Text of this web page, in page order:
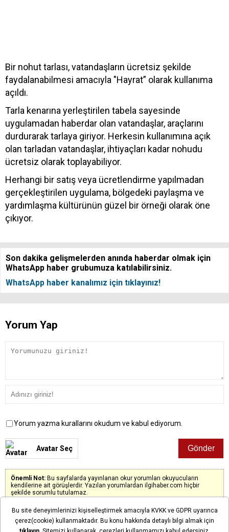
Bir nohut tarlası, vatandaşların ücretsiz şekilde
faydalanabilmesi amacıyla "Hayrat” olarak kullanıma
açıldı.
Tarla kenarına yerleştirilen tabela sayesinde
uygulamadan haberdar olan vatandaşlar, araçlarını
durdurarak tarlaya giriyor. Herkesin kullanımına açık
olan tarladan vatandaşlar, ihtiyaçları kadar nohudu
ücretsiz olarak toplayabiliyor.
Herhangi bir satış veya ücretlendirme yapılmadan
gerçekleştirilen uygulama, bölgedeki paylaşma ve
yardımlaşma kültürünün güzel bir örneği olarak öne
çıkıyor.
Son dakika gelişmelerden anında haberdar olmak için
WhatsApp haber grubumuza katılabilirsiniz.
WhatsApp haber kanalımız için tıklayınız!
Yorum Yap
Yorum yazma kurallarını okudum ve kabul ediyorum.
Avatar Seç
Önemli Not: Bu sayfalarda yayınlanan okur yorumları okuyucuların
kendilerine ait görüşlerdir. Yazılan yorumlardan ilgihaber.com hiçbir
şekilde sorumlu tutulamaz.
Bu site deneyimlerinizi kişiselleştirmek amacıyla KVKK ve GDPR uyarınca
çerez(cookie) kullanmaktadır. Bu konu hakkında detaylı bilgi almak için